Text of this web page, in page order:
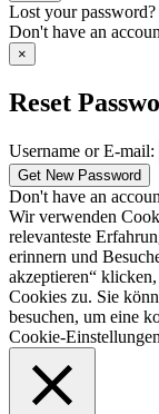
Lost your password?
Don't have an
×
Reset
Username or E-mail:
Don't have an
Wir verwenden
relevanteste
erinnern und
akzeptieren“
Cookies zu. Sie
besuchen, um eine
Cookie-Einstellungen